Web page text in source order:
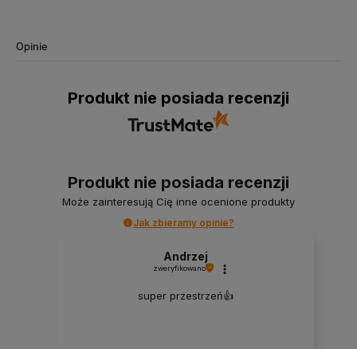
Opinie
Produkt nie posiada recenzji
Produkt nie posiada recenzji
Może zainteresują Cię inne ocenione produkty
Jak zbieramy opinie?
Andrzej
zweryfikowano
super przestrzeń👍️